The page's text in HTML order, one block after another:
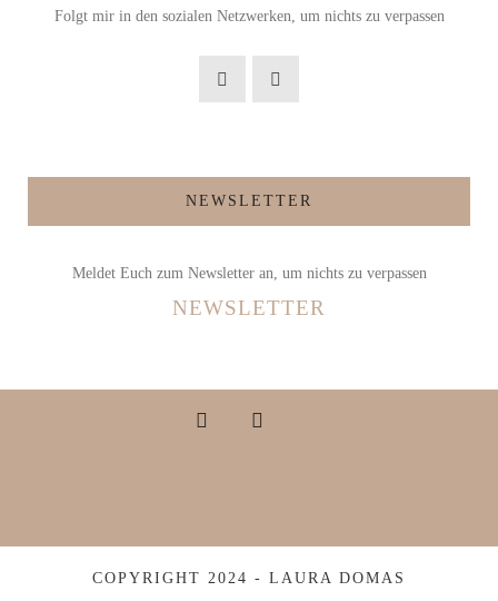
Folgt mir in den sozialen Netzwerken, um nichts zu verpassen
NEWSLETTER
Meldet Euch zum Newsletter an, um nichts zu verpassen
NEWSLETTER
COPYRIGHT 2024 - LAURA DOMAS